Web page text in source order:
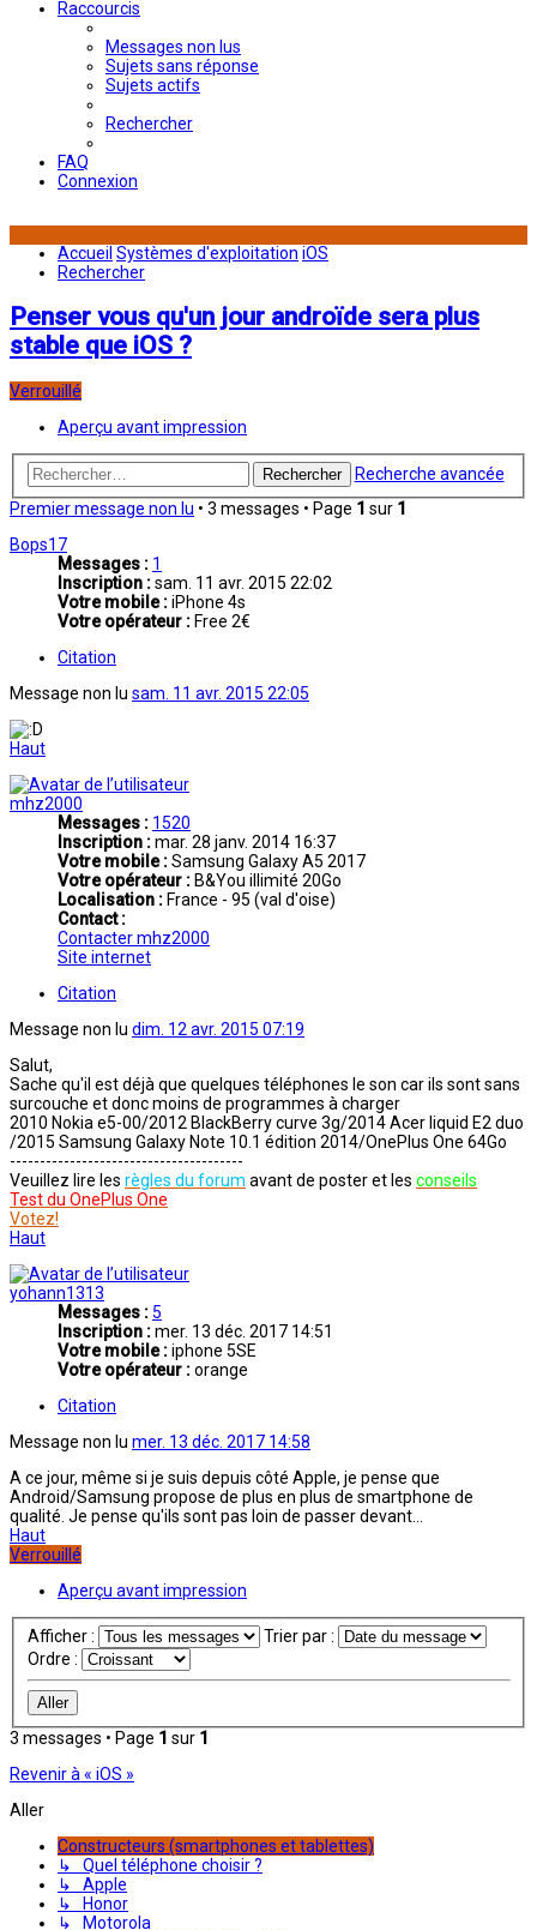
Raccourcis
Messages non lus
Sujets sans réponse
Sujets actifs
Rechercher
FAQ
Connexion
Accueil Systèmes d'exploitation iOS
Rechercher
Penser vous qu'un jour androïde sera plus
stable que iOS ?
Verrouillé
Aperçu avant impression
Rechercher
Recherche avancée
Premier message non lu • 3 messages • Page 1 sur 1
Bops17
Messages : 1
Inscription :sam. 11 avr. 2015 22:02
Votre mobile :iPhone 4s
Votre opérateur : Free 2€
Citation
Message non lu sam. 11 avr. 2015 22:05
Haut
mhz2000
Messages : 1520
Inscription :mar. 28 janv. 2014 16:37
Votre mobile :Samsung Galaxy A5 2017
Votre opérateur : B&You illimité 20Go
Localisation : France - 95 (val d'oise)
Contact :
Contacter mhz2000
Site internet
Citation
Message non lu dim. 12 avr. 2015 07:19
Salut,
Sache qu'il est déjà que quelques téléphones le son car ils sont sans
surcouche et donc moins de programmes à charger
2010 Nokia e5-00/2012 BlackBerry curve 3g/2014 Acer liquid E2 duo
/2015 Samsung Galaxy Note 10.1 édition 2014/OnePlus One 64Go
---------------------------------------
Veuillez lire les règles du forum avant de poster et les conseils
Test du OnePlus One
Votez!
Haut
yohann1313
Messages :5
Inscription :mer. 13 déc. 2017 14:51
Votre mobile :iphone 5SE
Votre opérateur :orange
Citation
Message non lu mer. 13 déc. 2017 14:58
A ce jour, même si je suis depuis côté Apple, je pense que
Android/Samsung propose de plus en plus de smartphone de
qualité. Je pense qu'ils sont pas loin de passer devant...
Haut
Verrouillé
Aperçu avant impression
Afficher :
Trier par :
Ordre :
3 messages • Page 1 sur 1
Revenir à « iOS »
Aller
Constructeurs (smartphones et tablettes)
↳ Quel téléphone choisir ?
↳ Apple
↳ Honor
↳ Motorola